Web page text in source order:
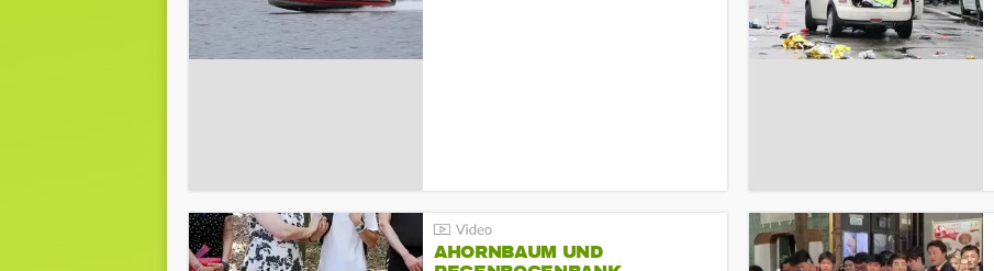
AHORNBAUM UND